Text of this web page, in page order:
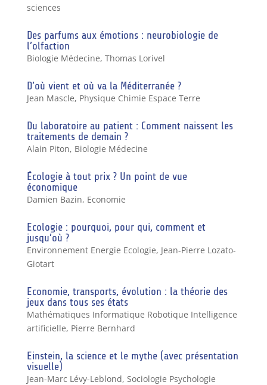
sciences
Des parfums aux émotions : neurobiologie de
l’olfaction
Biologie Médecine, Thomas Lorivel
D’où vient et où va la Méditerranée ?
Jean Mascle, Physique Chimie Espace Terre
Du laboratoire au patient : Comment naissent les
traitements de demain ?
Alain Piton, Biologie Médecine
Écologie à tout prix ? Un point de vue
économique
Damien Bazin, Economie
Ecologie : pourquoi, pour qui, comment et
jusqu’où ?
Environnement Energie Ecologie, Jean-Pierre Lozato-
Giotart
Economie, transports, évolution : la théorie des
jeux dans tous ses états
Mathématiques Informatique Robotique Intelligence
artificielle, Pierre Bernhard
Einstein, la science et le mythe (avec présentation
visuelle)
Jean-Marc Lévy-Leblond, Sociologie Psychologie